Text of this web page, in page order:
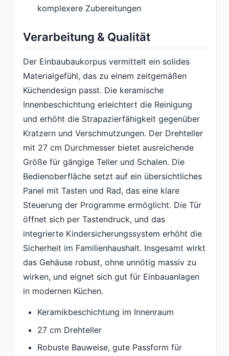
komplexere Zubereitungen
Verarbeitung & Qualität
Der Einbaubaukorpus vermittelt ein solides
Materialgefühl, das zu einem zeitgemäßen
Küchendesign passt. Die keramische
Innenbeschichtung erleichtert die Reinigung
und erhöht die Strapazierfähigkeit gegenüber
Kratzern und Verschmutzungen. Der Drehteller
mit 27 cm Durchmesser bietet ausreichende
Größe für gängige Teller und Schalen. Die
Bedienoberfläche setzt auf ein übersichtliches
Panel mit Tasten und Rad, das eine klare
Steuerung der Programme ermöglicht. Die Tür
öffnet sich per Tastendruck, und das
integrierte Kindersicherungssystem erhöht die
Sicherheit im Familienhaushalt. Insgesamt wirkt
das Gehäuse robust, ohne unnötig massiv zu
wirken, und eignet sich gut für Einbauanlagen
in modernen Küchen.
Keramikbeschichtung im Innenraum
27 cm Drehteller
Robuste Bauweise, gute Passform für